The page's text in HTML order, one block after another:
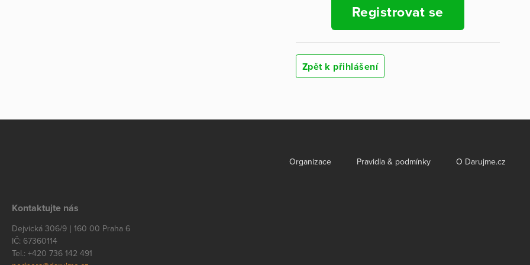
Registrovat se
Zpět k přihlášení
Organizace Pravidla & podmínky O Darujme.cz
Kontaktujte nás
Dejvická 306/9 | 160 00 Praha 6
IČ: 67360114
Tel.: +420 736 142 491